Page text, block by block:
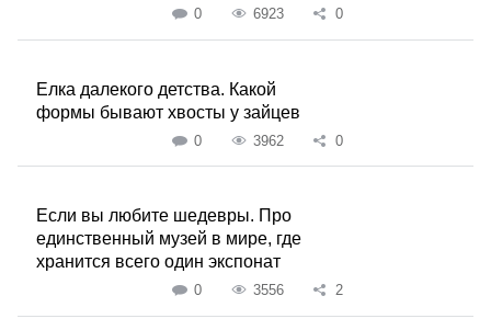
0 6923 0
Елка далекого детства. Какой
формы бывают хвосты у зайцев
0 3962 0
Если вы любите шедевры. Про
единственный музей в мире, где
хранится всего один экспонат
0 3556 2